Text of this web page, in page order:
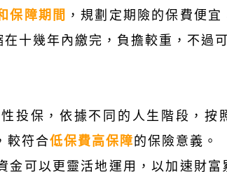
保障期間 ，規劃定期險的保費便
十幾年內繳完，負擔較重，不過
性投保，依據不同的人生階段，按
較符合低保費高保障 的保險意義。
金可以更靈活地運用，以加速財富